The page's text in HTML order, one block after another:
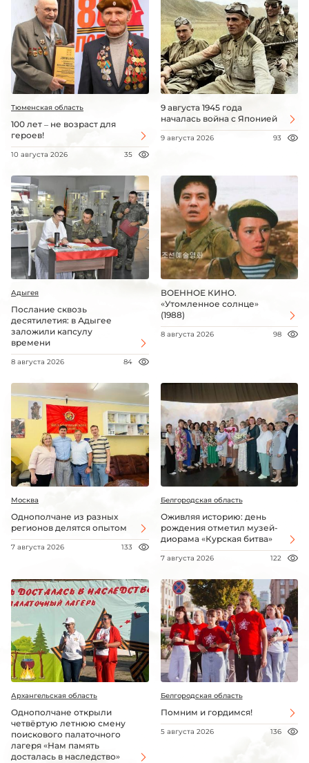
Тюменская область
100 лет – не возраст для
героев!
10 августа 2026 35
9 августа 1945 года
началась война с Японией
9 августа 2026 93
Адыгея
Послание сквозь
десятилетия: в Адыгее
заложили капсулу
времени
8 августа 2026 84
ВОЕННОЕ КИНО.
«Утомленное солнце»
(1988)
8 августа 2026 98
Москва
Однополчане из разных
регионов делятся опытом
7 августа 2026 133
Белгородская область
Оживляя историю: день
рождения отметил музей-
диорама «Курская битва»
7 августа 2026 122
Архангельская область
Однополчане открыли
четвёртую летнюю смену
поискового палаточного
лагеря «Нам память
досталась в наследство»
Белгородская область
Помним и гордимся!
5 августа 2026 136